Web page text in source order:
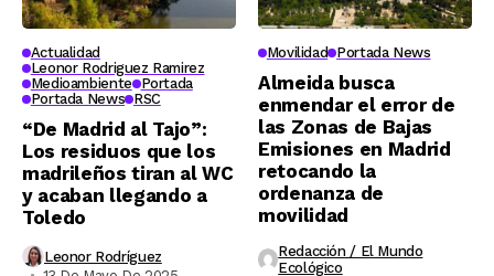
Actualidad
Leonor Rodriguez Ramirez
Medioambiente Portada
Portada News RSC
“De Madrid al Tajo”:
Los residuos que los
madrileños tiran al WC
y acaban llegando a
Toledo
Leonor Rodríguez
Movilidad Portada News
Almeida busca
enmendar el error de
las Zonas de Bajas
Emisiones en Madrid
retocando la
ordenanza de
movilidad
Redacción / El Mundo
Ecológico